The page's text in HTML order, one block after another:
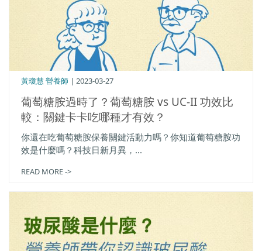
葡萄糖胺過時了？葡萄糖胺 vs UC-II 功效比
較：關鍵卡卡吃哪種才有效？
黃瓊慧 營養師 | 2023-03-27
你還在吃葡萄糖胺保養關鍵活動力嗎？你知道葡萄糖胺功
效是什麼嗎？科技日新月異，...
READ MORE ->